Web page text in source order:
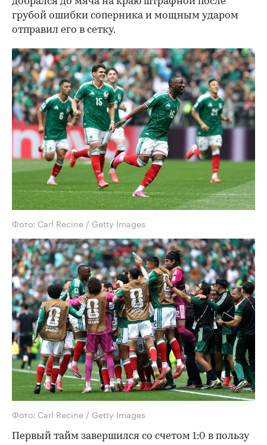
грубой ошибки соперника и мощным ударом
отправил его в сетку.
Фото: Carl Recine / Getty Images
Фото: Carl Recine / Getty Images
Первый тайм завершился со счетом 1:0 в пользу